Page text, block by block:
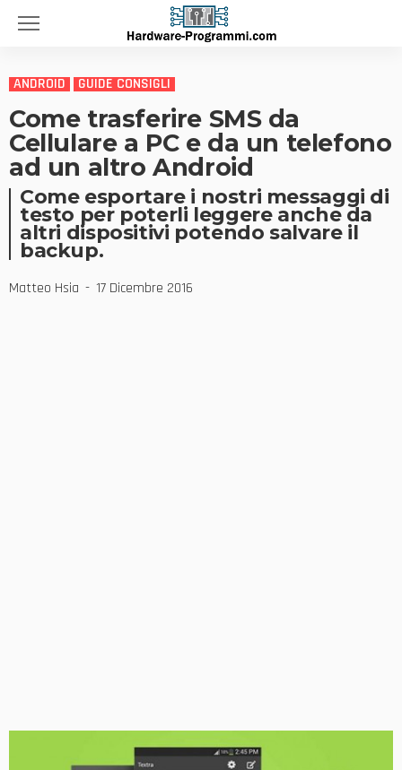
ANDROID GUIDE CONSIGLI
Come trasferire SMS da
Cellulare a PC e da un telefono
ad un altro Android
Come esportare i nostri messaggi di
testo per poterli leggere anche da
altri dispositivi potendo salvare il
backup.
Matteo Hsia 17 Dicembre 2016